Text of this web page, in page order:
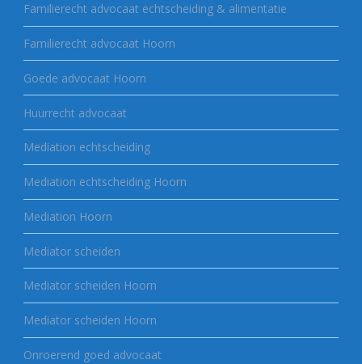
Familierecht advocaat echtscheiding & alimentatie
Familierecht advocaat Hoorn
Goede advocaat Hoorn
Huurrecht advocaat
Mediation echtscheiding
Mediation echtscheiding Hoorn
Mediation Hoorn
Mediator scheiden
Mediator scheiden Hoorn
Mediator scheiden Hoorn
Onroerend goed advocaat